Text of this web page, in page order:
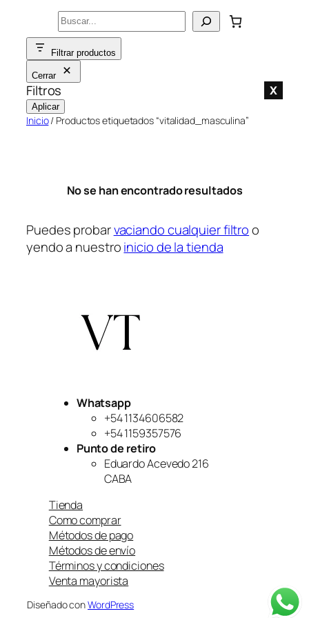
contenido
Buscar
Filtrar productos
Cerrar
Filtros X
Aplicar
Inicio/ Productos etiquetados “vitalidad_masculina”
No se han encontrado resultados
Puedes probarvaciando cualquier filtroo
yendo a nuestroinicio de la tienda
Whatsapp
+54 1134606582
+54 1159357576
Punto de retiro
Eduardo Acevedo 216
CABA
Tienda
Como comprar
Métodos de pago
Métodos de envío
Términos y condiciones
Venta mayorista
Diseñado conWordPress